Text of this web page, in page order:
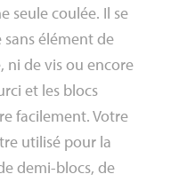
seule coulée. Il se
élément de
ni de vis ou encore
et les blocs
facilement. Votre
utilisé pour la
demi-blocs, de